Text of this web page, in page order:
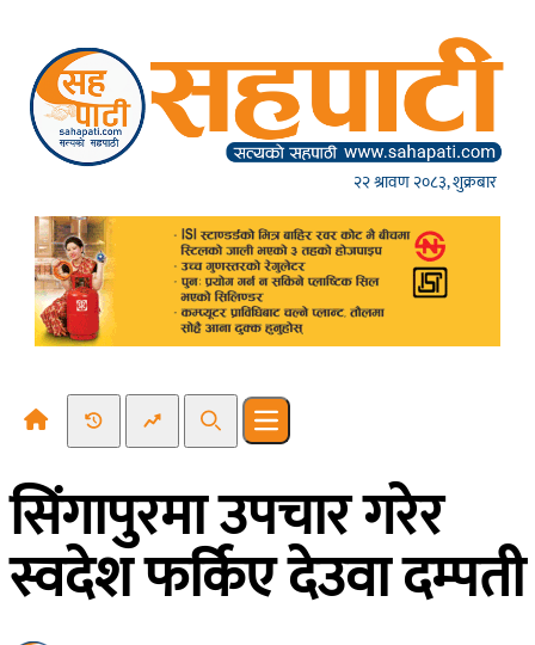
२२ श्रावण २०८३, शुक्रबार
Recent NewsTrending News
SearchOpen main menu
सिंगापुरमा उपचार गरेर
स्वदेश फर्किए देउवा दम्पती